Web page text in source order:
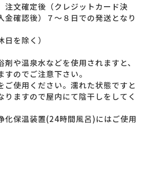
文確定後（クレジットカード決
金確認後）７～８日での発送となり
日を除く）
や温泉水などを使用されますと、
のでご注意下さい。
使用ください。濡れた状態ですと
りますので屋内にて陰干しをしてく
化保温装置(24時間風呂)にはご使用